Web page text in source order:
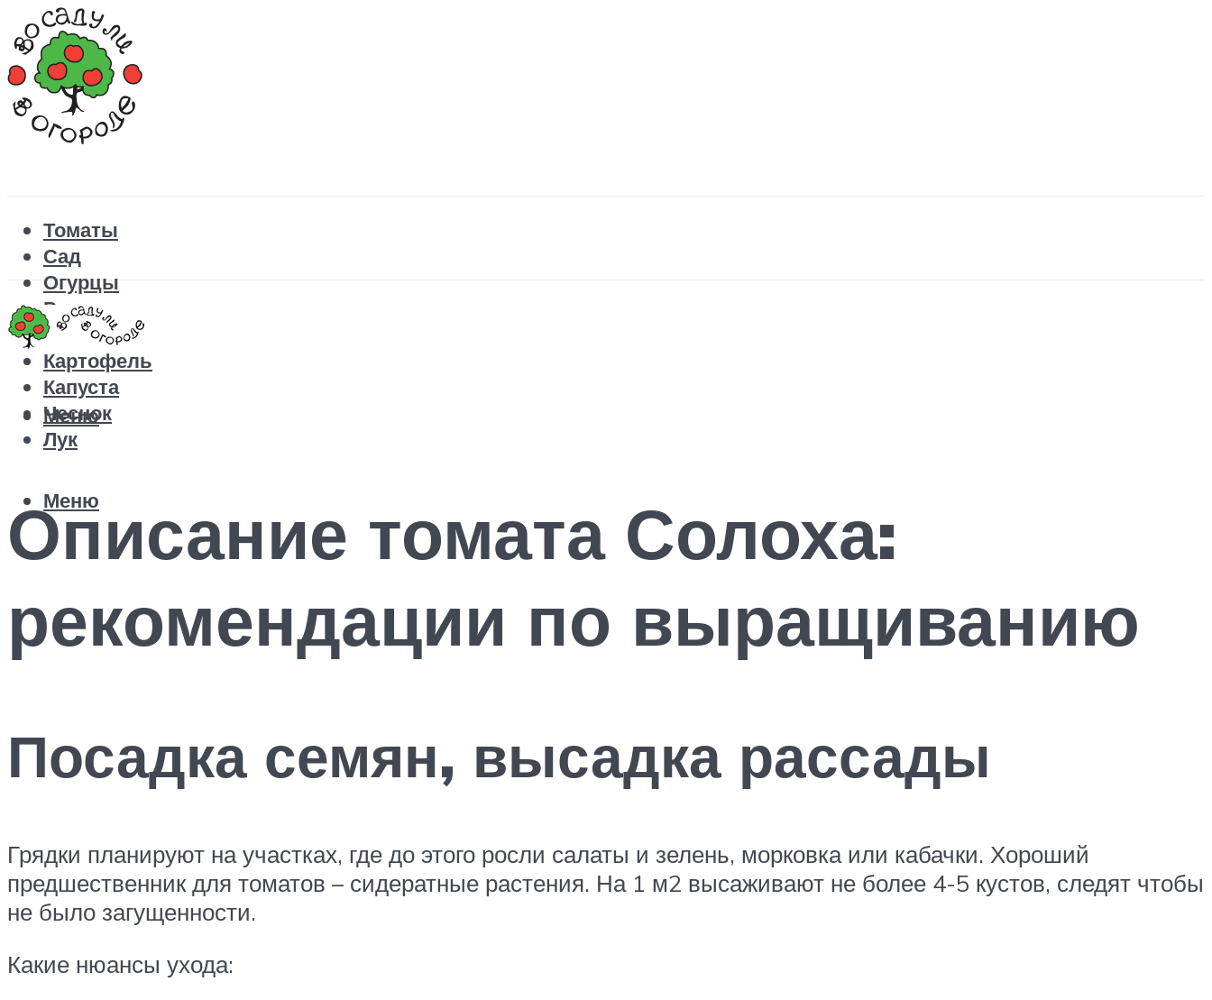
Томаты
Сад
Огурцы
Рецепты
Перец
Картофель
Капуста
Чеснок
Лук
Меню
Меню
Описание томата Солоха:
рекомендации по выращиванию
Посадка семян, высадка рассады
Грядки планируют на участках, где до этого росли салаты и зелень, морковка или кабачки. Хороший
предшественник для томатов – сидератные растения. На 1 м2 высаживают не более 4-5 кустов, следят чтобы
не было загущенности.
Какие нюансы ухода: